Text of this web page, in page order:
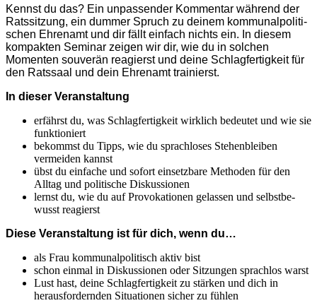
Kennst du das? Ein unpas­sender Kommentar während der
Ratssitzung, ein dummer Spruch zu deinem kommu­nal­po­li­ti­
schen Ehrenamt und dir fällt einfach nichts ein. In diesem
kompakten Seminar zeigen wir dir, wie du in solchen
Momenten souverän reagierst und deine Schlag­fer­tigkeit für
den Ratssaal und dein Ehrenamt trainierst.
In dieser Veran­staltung
erfährst du, was Schlag­fer­tigkeit wirklich bedeutet und wie sie
funktio­niert
bekommst du Tipps, wie du sprach­loses Stehen­bleiben
vermeiden kannst
übst du einfache und sofort einsetzbare Methoden für den
Alltag und politische Diskus­sionen
lernst du, wie du auf Provo­ka­tionen gelassen und selbst­be­
wusst reagierst
Diese Veran­staltung ist für dich, wenn du…
als Frau kommu­nal­po­li­tisch aktiv bist
schon einmal in Diskus­sionen oder Sitzungen sprachlos warst
Lust hast, deine Schlag­fer­tigkeit zu stärken und dich in
heraus­for­dernden Situa­tionen sicher zu fühlen